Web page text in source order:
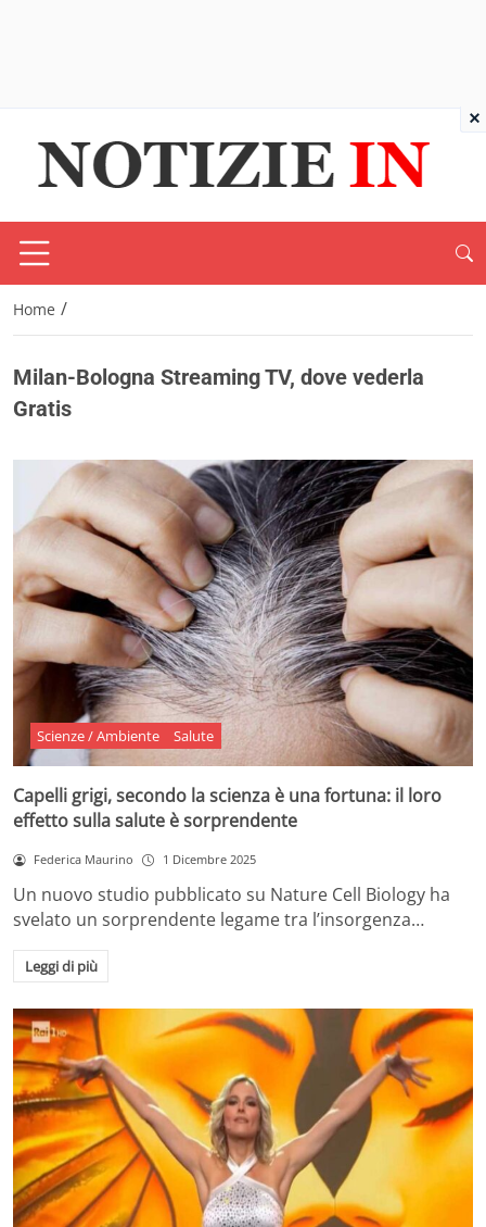
Home /
Milan-Bologna Streaming TV, dove vederla
Gratis
Scienze / Ambiente Salute
Capelli grigi, secondo la scienza è una fortuna: il loro
effetto sulla salute è sorprendente
Federica Maurino 1 Dicembre 2025
Un nuovo studio pubblicato su Nature Cell Biology ha
svelato un sorprendente legame tra l’insorgenza…
Leggi di più
×